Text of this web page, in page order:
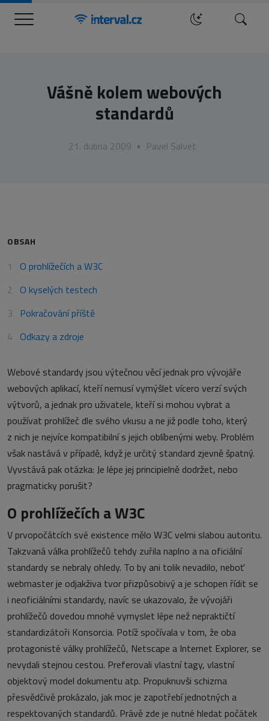
Menu Hledat
Vášně kolem webových
standardů
21. dubna 2009 • Pavel Salvet
OBSAH
O prohlížečích a W3C
O kyselých testech
Pokračování příště
Odkazy a zdroje
Webové standardy jsou výtečnou věcí jednak pro vývojáře
webových aplikací, kteří nemusí vymýšlet vícero verzí svých
výtvorů, a jednak pro uživatele, kteří si mohou vybrat a
používat prohlížeč dle svého vkusu a ne již podle toho, který
z nich je nejvíce kompatibilní s jejich oblíbenými weby. Problém
však nastává v případě, když je určitý standard zjevně špatný.
Vyvstává pak otázka: Je lépe jej principielně dodržet, nebo
pragmaticky porušit?
O prohlížečích a W3C
V prvopočátcích své existence mělo W3C velmi slabou autoritu.
Takzvaná válka prohlížečů tehdy zuřila naplno a na oficiální
standardy se nebraly ohledy. To by ani tolik nevadilo, neboť
webmaster je odjakživa tvor přizpůsobivý a je schopen řídit se
i neoficiálními standardy, navíc se ukazovalo, že vývojáři
prohlížečů dovedou mnohé vymyslet lépe než nepraktičtí
standardizátoři Konsorcia. Potíž spočívala v tom, že oba
protagonisté války prohlížečů, Netscape a Internet Explorer, se
nevydali stejnou cestou. Preferovali vlastní tagy, vlastní
objektový model dokumentu atp. Propuknuvši schizma
přesvědčivě prokázalo, jak moc je zapotřebí jednotných a
respektovaných standardů. Právě zde je nutné hledat počátek